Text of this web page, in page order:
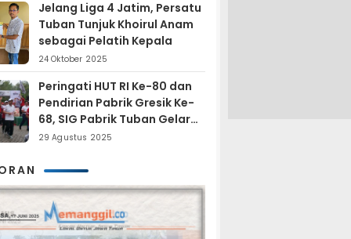
Jelang Liga 4 Jatim, Persatu
Tuban Tunjuk Khoirul Anam
sebagai Pelatih Kepala
24 Oktober 2025
Peringati HUT RI Ke-80 dan
Pendirian Pabrik Gresik Ke-
68, SIG Pabrik Tuban Gelar
Fun Trail Run
29 Agustus 2025